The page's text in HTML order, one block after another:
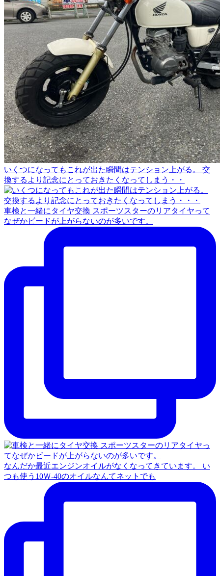
いくつになってもこれが出た瞬間はテンション上がる。 交
換するより記念にとっておきたくなってしまう・・
車検と一緒にタイヤ交換 スポーツスターのリアタイヤって
なぜかビードが上がらないのが多いです。
なんだか最近エンジンオイルがなくなってきています。 い
つも使う10Ｗ‐40のオイルなんてネットでも